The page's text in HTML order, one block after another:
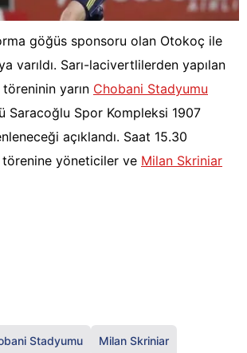
göğüs sponsoru olan Otokoç ile
varıldı. Sarı-lacivertlilerden yapılan
yarın Chobani Stadyumu
Saracoğlu Spor Kompleksi 1907
açıklandı. Saat 15.30
yöneticiler ve Milan Skriniar
Stadyumu Milan Skriniar